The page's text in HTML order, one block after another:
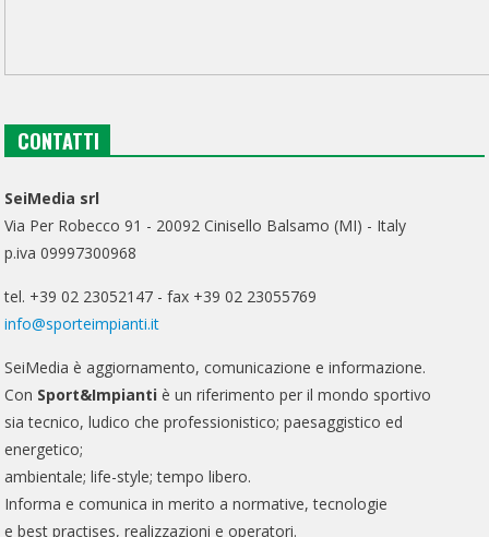
CONTATTI
SeiMedia srl
Via Per Robecco 91 - 20092 Cinisello Balsamo (MI) - Italy
p.iva 09997300968
tel. +39 02 23052147 - fax +39 02 23055769
info@sporteimpianti.it
SeiMedia è aggiornamento, comunicazione e informazione.
Con Sport&Impianti è un riferimento per il mondo sportivo
sia tecnico, ludico che professionistico; paesaggistico ed
energetico;
ambientale; life-style; tempo libero.
Informa e comunica in merito a normative, tecnologie
e best practises, realizzazioni e operatori.